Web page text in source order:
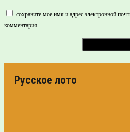
сохраните мое имя и адрес электронной
комментария.
Русское лото